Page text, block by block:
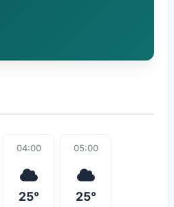
04:00
25°
05:00
25°